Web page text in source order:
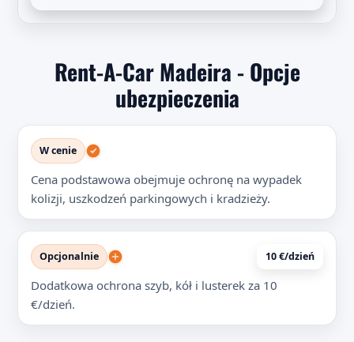
Rent-A-Car Madeira - Opcje
ubezpieczenia
W cenie
Cena podstawowa obejmuje ochronę na wypadek
kolizji, uszkodzeń parkingowych i kradzieży.
Opcjonalnie 10 €/dzień
Dodatkowa ochrona szyb, kół i lusterek za 10
€/dzień.